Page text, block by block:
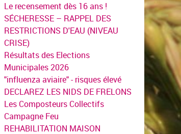
Le recensement dès 16 ans !
SÉCHERESSE – RAPPEL DES
RESTRICTIONS D'EAU (NIVEAU
CRISE)
Résultats des Elections
Municipales 2026
"influenza aviaire" - risques élevé
DECLAREZ LES NIDS DE FRELONS
Les Composteurs Collectifs
Campagne Feu
REHABILITATION MAISON